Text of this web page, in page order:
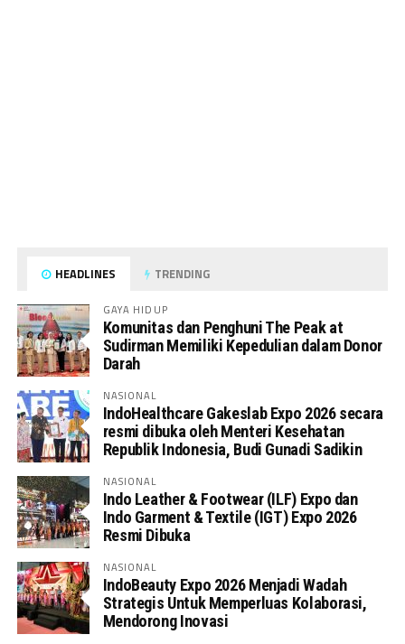
HEADLINES TRENDING
GAYA HIDUP
Komunitas dan Penghuni The Peak at
Sudirman Memiliki Kepedulian dalam Donor
Darah
NASIONAL
IndoHealthcare Gakeslab Expo 2026 secara
resmi dibuka oleh Menteri Kesehatan
Republik Indonesia, Budi Gunadi Sadikin
NASIONAL
Indo Leather & Footwear (ILF) Expo dan
Indo Garment & Textile (IGT) Expo 2026
Resmi Dibuka
NASIONAL
IndoBeauty Expo 2026 Menjadi Wadah
Strategis Untuk Memperluas Kolaborasi,
Mendorong Inovasi